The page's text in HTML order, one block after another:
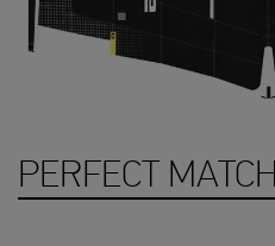
PERFECT MATCH